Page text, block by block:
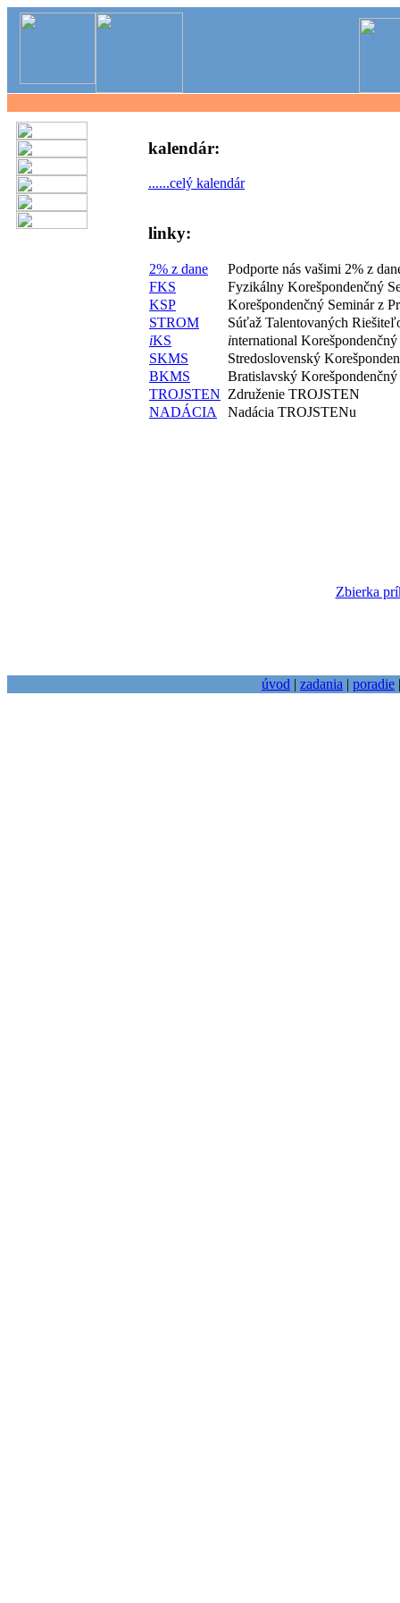
kalendár:
......celý kalendár
linky:
2% z dane
Podporte nás vašimi 2% z
FKS
Fyzikálny Korešpondenčný
KSP
Korešpondenčný Seminár z
STROM
Súťaž Talentovaných
iKS international Korešpondenčný
SKMS
Stredoslovenský
BKMS
Bratislavský
TROJSTEN Združenie TROJSTEN
NADÁCIA
Nadácia TROJSTENu
Zbierka
úvod | zadania | poradie